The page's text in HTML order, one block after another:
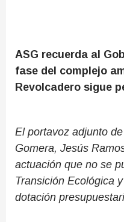
ASG recuerda al
fase del complejo
Revolcadero sigue
El portavoz adjunto
Gomera, Jesús
actuación que no se
Transición Ecológica
dotación